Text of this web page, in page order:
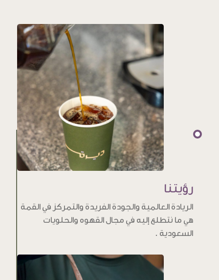
رؤيتنا
الريادة العالمية والجودة الفريدة والتمركز في القمة
هي ما نتطلع إليه في مجال القهوه والحلويات
السعودية .